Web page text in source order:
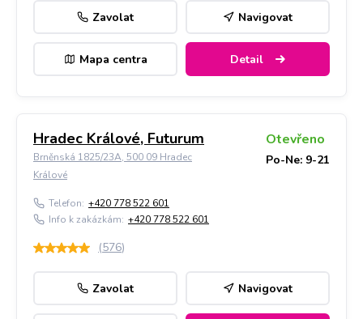
Zavolat Navigovat
Mapa centra Detail
Hradec Králové, Futurum
Brněnská 1825/23A, 500 09 Hradec
Králové
Otevřeno
Po-Ne: 9-21
Telefon: +420 778 522 601
Info k zakázkám: +420 778 522 601
(576)
Zavolat Navigovat